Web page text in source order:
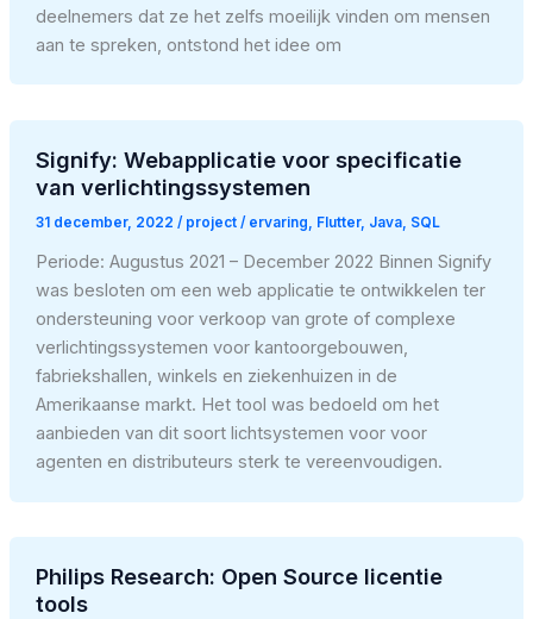
deelnemers dat ze het zelfs moeilijk vinden om mensen
aan te spreken, ontstond het idee om
Signify: Webapplicatie voor specificatie
van verlichtingssystemen
31 december, 2022 / project/ ervaring, Flutter, Java, SQL
Periode: Augustus 2021 – December 2022 Binnen Signify
was besloten om een web applicatie te ontwikkelen ter
ondersteuning voor verkoop van grote of complexe
verlichtingssystemen voor kantoorgebouwen,
fabriekshallen, winkels en ziekenhuizen in de
Amerikaanse markt. Het tool was bedoeld om het
aanbieden van dit soort lichtsystemen voor voor
agenten en distributeurs sterk te vereenvoudigen.
Philips Research: Open Source licentie
tools